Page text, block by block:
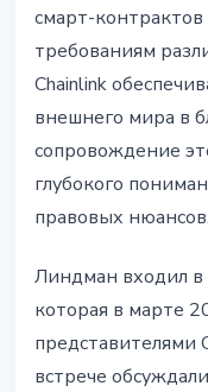
смарт-
требованиям
Chainlink
внешнего мира в
сопровождение
глубокого
правовых нюансов.
Линдман входил в
которая в марте
представителями
встрече